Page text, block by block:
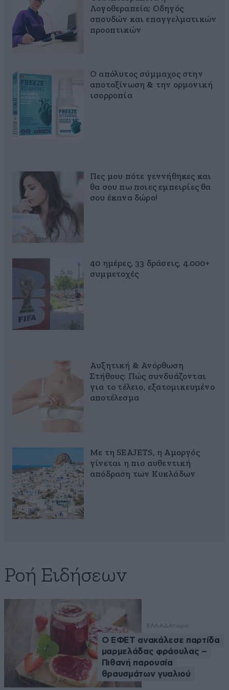
Λογοθεραπεία; Οδηγός
σπουδών και επαγγελματικών
προοπτικών
Ο απόλυτος σύμμαχος στην
αποτοξίνωση & την ορμονική
ισορροπία
Πες μου πότε γεννήθηκες και
θα σου πω ποιες εμπειρίες θα
σου έκανα δώρο!
40 ημέρες, 33 δράσεις, 4.000+
συμμετοχές
Αυξητική & Ανόρθωση
Στήθους: Πώς συνδυάζονται
για το τέλειο, εξατομικευμένο
αποτέλεσμα
Με τη SEAJETS, η Αμοργός
γίνεται η πιο αυθεντική
απόδραση των Κυκλάδων
Ροή Ειδήσεων
ΕΛΛΑΔΑτώρα
Ο ΕΦΕΤ ανακάλεσε παρτίδα
μαρμελάδας φράουλας –
Πιθανή παρουσία
θραυσμάτων γυαλιού